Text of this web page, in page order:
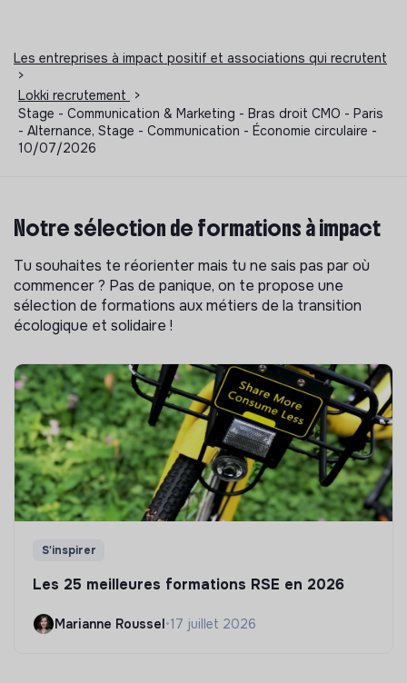
Les entreprises à impact positif et associations qui recrutent
>
Lokki recrutement
>
Stage - Communication & Marketing - Bras droit CMO - Paris
- Alternance, Stage - Communication - Économie circulaire -
10/07/2026
Notre sélection de formations à impact
Tu souhaites te réorienter mais tu ne sais pas par où
commencer ? Pas de panique, on te propose une
sélection de formations aux métiers de la transition
écologique et solidaire !
S'inspirer
Les 25 meilleures formations RSE en 2026
Marianne Roussel•17 juillet 2026